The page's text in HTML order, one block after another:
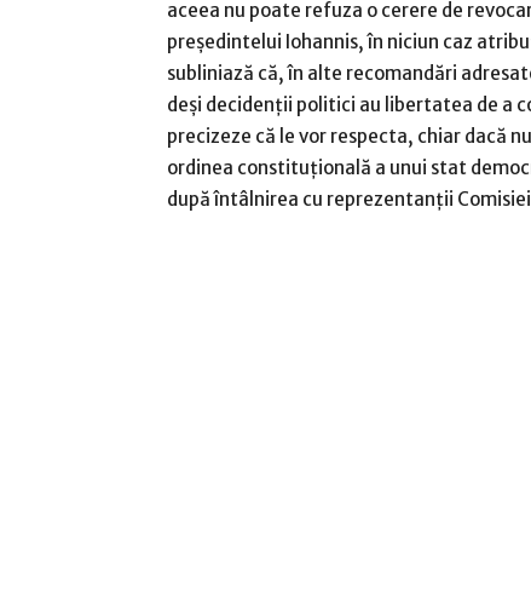
aceea nu poate refuza o cerere de
preşedintelui Iohannis, în niciun caz
subliniază că, în alte recomandări
deşi decidenţii politici au libertatea de a
precizeze că le vor respecta, chiar dacă
ordinea constituţională a unui stat
după întâlnirea cu reprezentanţii